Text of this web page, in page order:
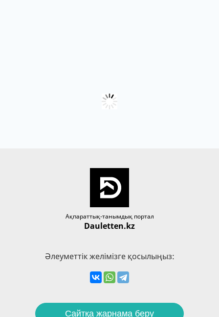
Ақпараттық-танымдық портал
Dauletten.kz
Әлеуметтік желімізге қосылыңыз:
Сайтқа жарнама беру